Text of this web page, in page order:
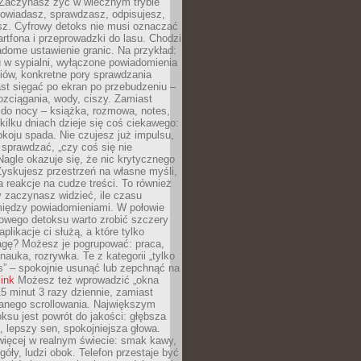
sprawdzasz, odpisujesz,
Cyfrowy detoks nie musi oznaczać
i przeprowadzki do lasu. Chodzi
ustawienie granic. Na przykład:
sypialni, wyłączone powiadomienia
konkretne pory sprawdzania
sięgać po ekran po przebudzeniu –
wody, ciszy. Zamiast
nocy – książka, rozmowa, notes,
dniach dzieje się coś ciekawego:
spada. Nie czujesz już impulsu,
„czy coś się nie
okazuje się, że nic krytycznego
przestrzeń na własne myśli,
reakcje na cudze treści. To również
zaczynasz widzieć, ile czasu
powiadomieniami. W połowie
detoksu warto zrobić szczery
ci służą, a które tylko
Możesz je pogrupować: praca,
rozrywka. Te z kategorii „tylko
– spokojnie usunąć lub zepchnąć na
Możesz też wprowadzić „okna
minut 3 razy dziennie, zamiast
scrollowania. Największym
jest powrót do jakości: głębsza
lepszy sen, spokojniejsza głowa.
w realnym świecie: smak kawy,
ludzi obok. Telefon przestaje być